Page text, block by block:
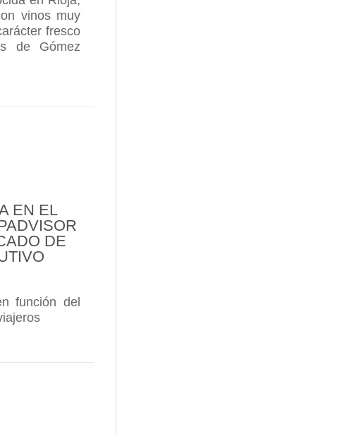
EZCARAY FEST 2019 DEL 19 AL 21 DE JULIO
vinos muy
fresco
de Gómez
CERRO LAS CUEVAS Y PANCRUDO, DE LA
EL 20 DE JUNIO DE 2020
EN EL
DE
función del
GÓMEZ CRUZADO ENTRA EN EL SALÓN DE LA